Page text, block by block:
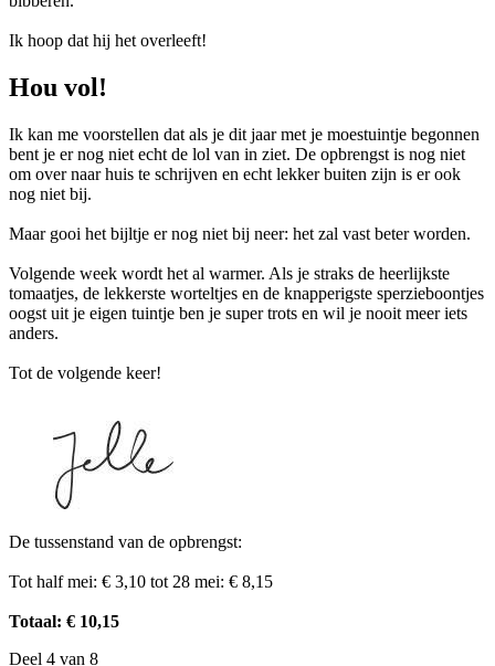
Ik hoop dat hij het overleeft!
Hou vol!
Ik kan me voorstellen dat als je dit jaar met je moestuintje begonnen
bent je er nog niet echt de lol van in ziet. De opbrengst is nog niet
om over naar huis te schrijven en echt lekker buiten zijn is er ook
nog niet bij.
Maar gooi het bijltje er nog niet bij neer: het zal vast beter worden.
Volgende week wordt het al warmer. Als je straks de heerlijkste
tomaatjes, de lekkerste worteltjes en de knapperigste sperzieboontjes
oogst uit je eigen tuintje ben je super trots en wil je nooit meer iets
anders.
Tot de volgende keer!
De tussenstand van de opbrengst:
Tot half mei: € 3,10 tot 28 mei: € 8,15
Totaal: € 10,15
Deel 4 van 8